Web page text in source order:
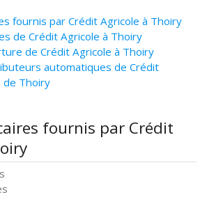
fournis par Crédit Agricole à Thoiry
de Crédit Agricole à Thoiry
de Crédit Agricole à Thoiry
automatiques de Crédit
de Thoiry
fournis par Crédit